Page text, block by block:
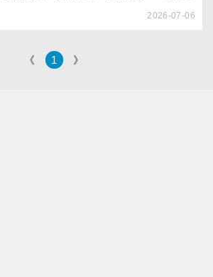
專訪3位教育專家，解答父母的疑惑，同
2026-07-06
《 1 》